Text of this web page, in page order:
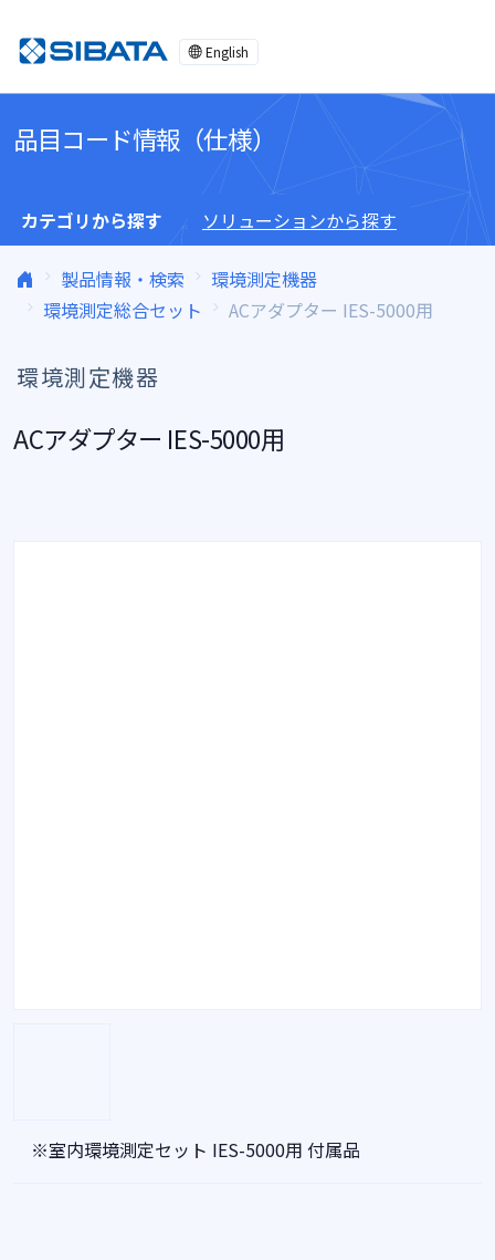
English
品目コード情報（仕様）
カテゴリから探す ソリューションから探す
製品情報・検索
環境測定機器
環境測定総合セット
ACアダプター IES-5000用
環境測定機器
ACアダプター IES-5000用
※室内環境測定セット IES-5000用 付属品